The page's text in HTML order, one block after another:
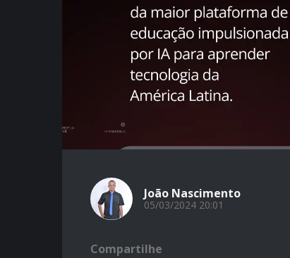
João Nascimento
05/03/2024 20:01
Compartilhe